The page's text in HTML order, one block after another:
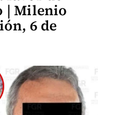
| Milenio
6 de